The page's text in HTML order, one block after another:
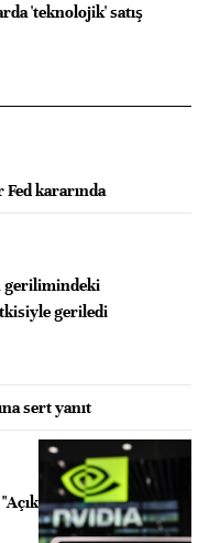
'teknolojik' satış
Fed kararında
gerilimindeki
geriledi
sert yanıt